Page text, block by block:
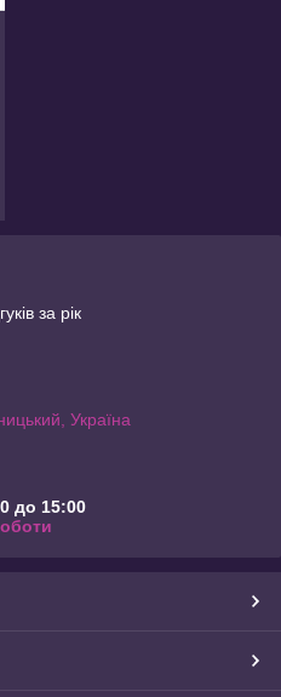
за рік
Україна
до 15:00